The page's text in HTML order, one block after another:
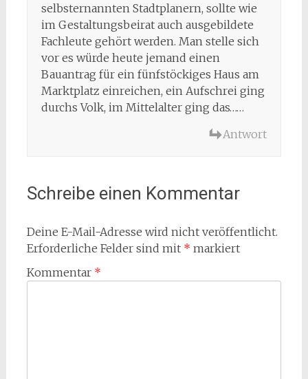
selbsternannten Stadtplanern, sollte wie
im Gestaltungsbeirat auch ausgebildete
Fachleute gehört werden. Man stelle sich
vor es würde heute jemand einen
Bauantrag für ein fünfstöckiges Haus am
Marktplatz einreichen, ein Aufschrei ging
durchs Volk, im Mittelalter ging das……
Antwort
Schreibe einen Kommentar
Deine E-Mail-Adresse wird nicht veröffentlicht.
Erforderliche Felder sind mit * markiert
Kommentar *